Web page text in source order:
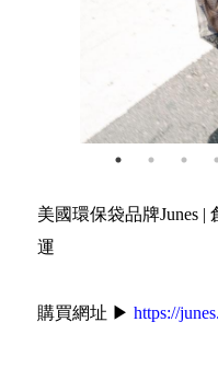
美國環保袋品牌Junes
運
購買網址 ▶ https://